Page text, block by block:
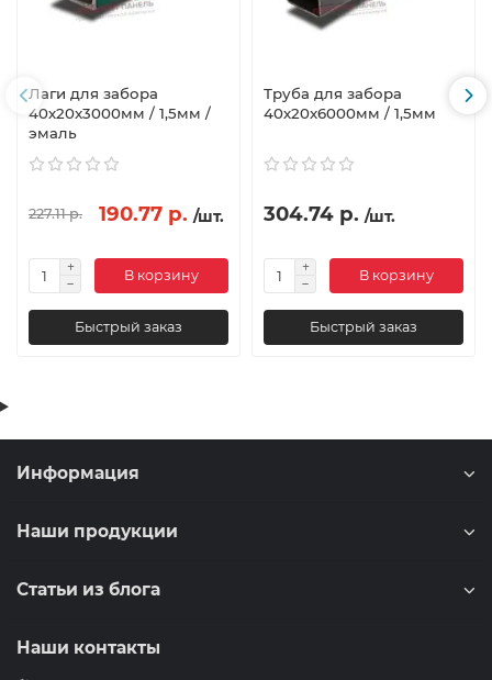
Лаги для забора
40х20x3000мм / 1,5мм /
эмаль
227.11 р. 190.77 р. /шт.
В корзину
Быстрый заказ
Труба для забора
40х20x6000мм / 1,5мм
304.74 р. /шт.
В корзину
Быстрый заказ
Информация
Наши продукции
Статьи из блога
Наши контакты